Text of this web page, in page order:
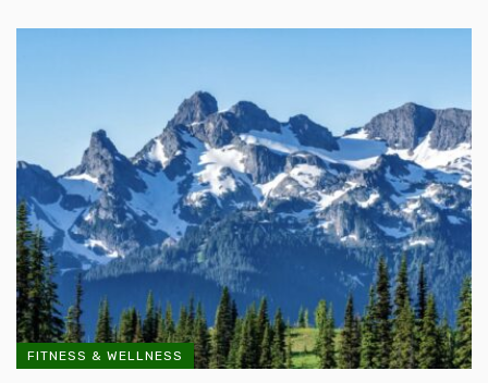
FITNESS & WELLNESS